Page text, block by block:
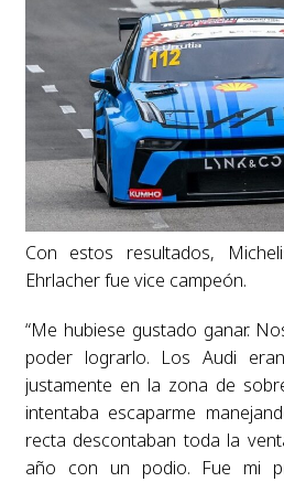
Con estos resultados,
Ehrlacher fue vice campeón.
“Me hubiese gustado ganar.
poder lograrlo. Los Audi
justamente en la zona de
intentaba escaparme
recta descontaban toda la
año con un podio. Fue mi